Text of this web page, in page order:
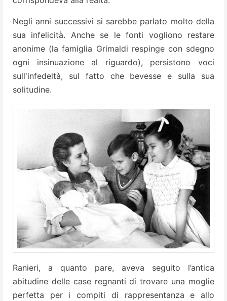
Negli anni successivi si sarebbe parlato molto della
sua infelicità. Anche se le fonti vogliono restare
anonime (la famiglia Grimaldi respinge con sdegno
ogni insinuazione al riguardo), persistono voci
sull'infedeltà, sul fatto che bevesse e sulla sua
solitudine.
Ranieri, a quanto pare, aveva seguito l’antica
abitudine delle case regnanti di trovare una moglie
perfetta per i compiti di rappresentanza e allo